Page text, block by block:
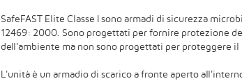
SafeFAST Elite Classe I sono armadi di sicurezza
12469: 2000. Sono progettati per fornire protezione
dell'ambiente ma non sono progettati per proteggere il
L'unità è un armadio di scarico a fronte aperto